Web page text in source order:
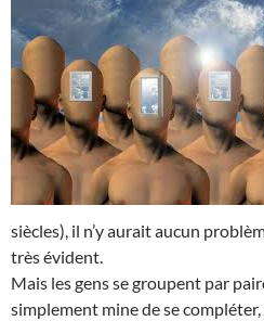
siècles), il n’y aurait aucun
très évident.
Mais les gens se groupent par
simplement mine de se